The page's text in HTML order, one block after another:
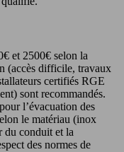
et 2500€ selon la
(accès difficile, travaux
certifiés RGE
sont recommandés.
l’évacuation des
le matériau (inox
du conduit et la
des normes de